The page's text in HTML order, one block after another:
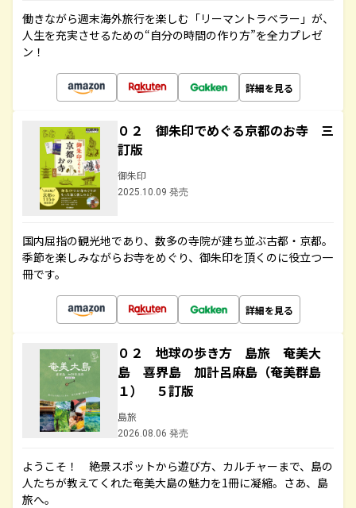
働きながら週末海外旅行を楽しむ「リーマントラベラー」が、
人生を充実させるための“自分の時間の作り方”を全力プレゼ
ン！
詳細を見る
０２ 御朱印でめぐる京都のお寺 三
訂版
御朱印
2025.10.09 発売
国内屈指の観光地であり、数多の寺院が建ち並ぶ古都・京都。
季節を楽しみながらお寺をめぐり、御朱印を頂くのに役立つ一
冊です。
詳細を見る
０２ 地球の歩き方 島旅 奄美大
島 喜界島 加計呂麻島（奄美群島
１） ５訂版
島旅
2026.08.06 発売
ようこそ！ 絶景スポットから遊び方、カルチャーまで、島の
人たちが教えてくれた奄美大島の魅力を1冊に凝縮。さあ、島
旅へ。